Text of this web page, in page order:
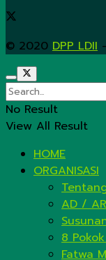
© 2020 DPP LDII
No Result
View All Result
HOME
ORGANISASI
AD /
8
Fatwa